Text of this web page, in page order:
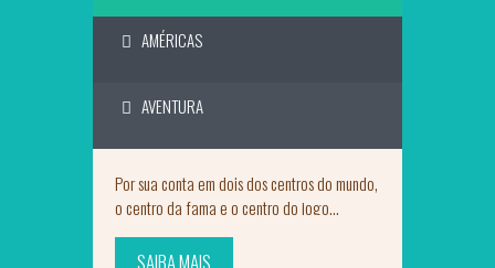
AMÉRICAS
AVENTURA
Por sua conta em dois dos centros do mundo,
o centro da fama e o centro do jogo...
SAIBA MAIS